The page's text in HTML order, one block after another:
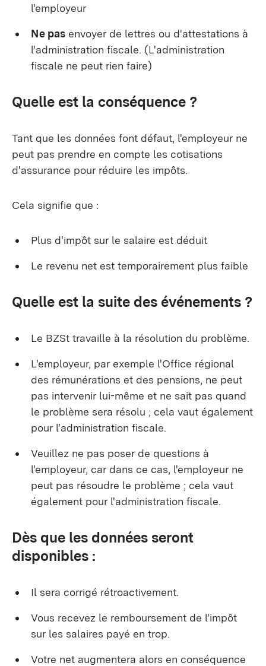
l'employeur
Ne pas envoyer de lettres ou d'attestations à
l'administration fiscale. (L'administration
fiscale ne peut rien faire)
Quelle est la conséquence ?
Tant que les données font défaut, l'employeur ne
peut pas prendre en compte les cotisations
d'assurance pour réduire les impôts.
Cela signifie que :
Plus d'impôt sur le salaire est déduit
Le revenu net est temporairement plus faible
Quelle est la suite des événements ?
Le BZSt travaille à la résolution du problème.
L'employeur, par exemple l'Office régional
des rémunérations et des pensions, ne peut
pas intervenir lui-même et ne sait pas quand
le problème sera résolu ; cela vaut également
pour l'administration fiscale.
Veuillez ne pas poser de questions à
l'employeur, car dans ce cas, l'employeur ne
peut pas résoudre le problème ; cela vaut
également pour l'administration fiscale.
Dès que les données seront
disponibles :
Il sera corrigé rétroactivement.
Vous recevez le remboursement de l'impôt
sur les salaires payé en trop.
Votre net augmentera alors en conséquence